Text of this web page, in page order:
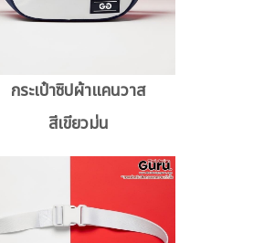
กระเป๋าซิปผ้าแคนวาส
สีเขียวม่น